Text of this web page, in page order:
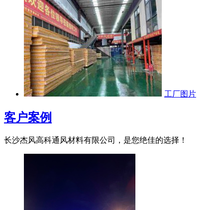
工厂图片
客户案例
长沙杰风高科通风材料有限公司，是您绝佳的选择！